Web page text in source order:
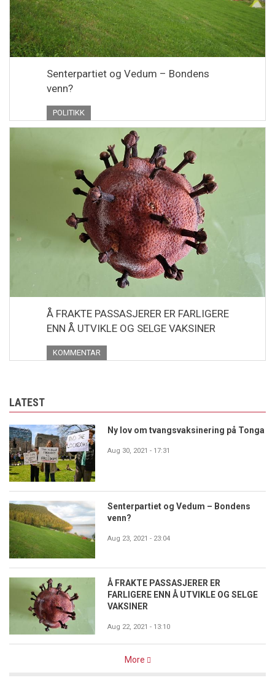
Senterpartiet og Vedum – Bondens
venn?
POLITIKK
Å FRAKTE PASSASJERER ER FARLIGERE
ENN Å UTVIKLE OG SELGE VAKSINER
KOMMENTAR
LATEST
Ny lov om tvangsvaksinering på Tonga
Aug 30, 2021 - 17:31
Senterpartiet og Vedum – Bondens
venn?
Aug 23, 2021 - 23:04
Å FRAKTE PASSASJERER ER
FARLIGERE ENN Å UTVIKLE OG SELGE
VAKSINER
Aug 22, 2021 - 13:10
More